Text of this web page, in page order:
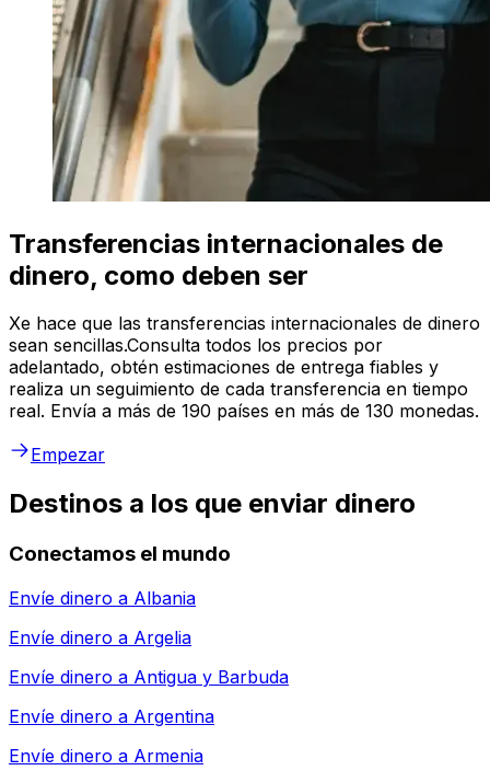
Transferencias internacionales de
dinero, como deben ser
Xe hace que las transferencias internacionales de dinero
sean sencillas.Consulta todos los precios por
adelantado, obtén estimaciones de entrega fiables y
realiza un seguimiento de cada transferencia en tiempo
real. Envía a más de 190 países en más de 130 monedas.
Empezar
Destinos a los que enviar dinero
Conectamos el mundo
Envíe dinero a Albania
Envíe dinero a Argelia
Envíe dinero a Antigua y Barbuda
Envíe dinero a Argentina
Envíe dinero a Armenia